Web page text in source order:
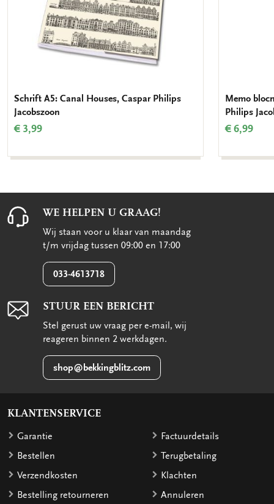
Schrift A5: Canal Houses, Caspar Philips
Jacobszoon
€ 3,99
Memo
Philips
€ 6,99
WE HELPEN U GRAAG!
Wij staan voor u klaar van maandag
t/m vrijdag tussen 09:00 en 17:00
033-4613718
STUUR EEN BERICHT
Stel gerust uw vraag per e-mail, wij
reageren binnen 2 werkdagen.
shop@bekkingblitz.com
KLANTENSERVICE
Garantie
Bestellen
Verzendkosten
Bestelling retourneren
Factuurdetails
Terugbetaling
Klachten
Annuleren